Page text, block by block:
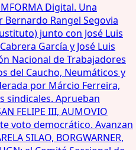
Digital. Una
Rangel Segovia
junto con José Luis
García y José Luis
Nacional de Trabajadores
del Caucho, Neumáticos y
por Márcio Ferreira,
sindicales. Aprueban
FELIPE III, AUMOVIO
voto democrático. Avanzan
SILAO, BORGWARNER,